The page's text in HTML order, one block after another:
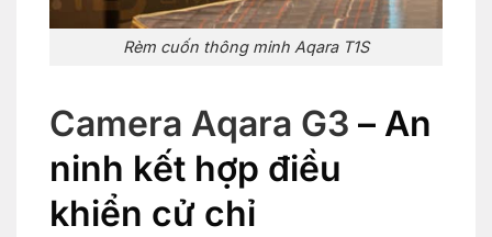
Rèm cuốn thông minh Aqara T1S
Camera Aqara G3 – An
ninh kết hợp điều
khiển cử chỉ